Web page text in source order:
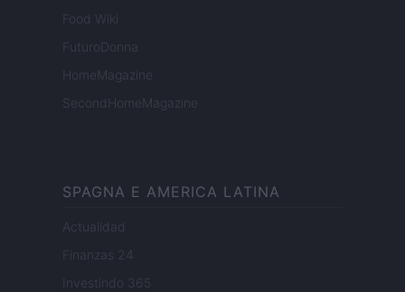
Food Wiki
FuturoDonna
HomeMagazine
SecondHomeMagazine
SPAGNA E AMERICA LATINA
Actualidad
Finanzas 24
Investindo 365